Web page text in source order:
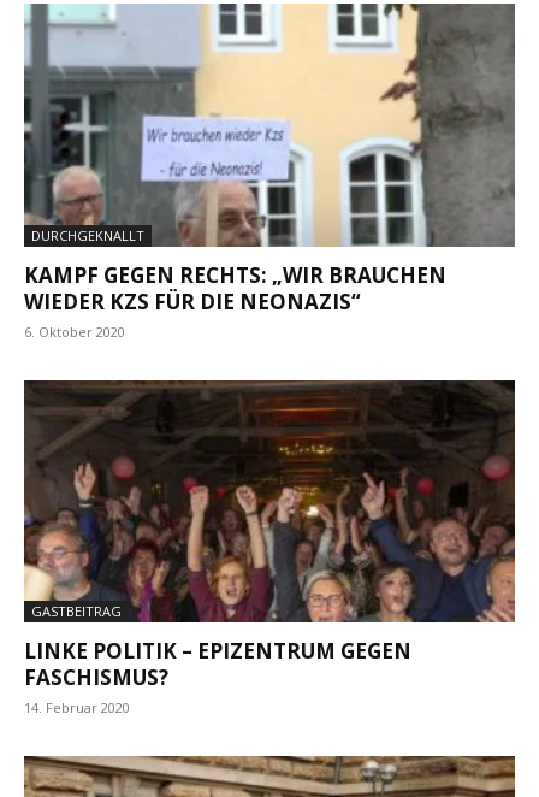
DURCHGEKNALLT
KAMPF GEGEN RECHTS: „WIR BRAUCHEN
WIEDER KZS FÜR DIE NEONAZIS“
6. Oktober 2020
GASTBEITRAG
LINKE POLITIK – EPIZENTRUM GEGEN
FASCHISMUS?
14. Februar 2020